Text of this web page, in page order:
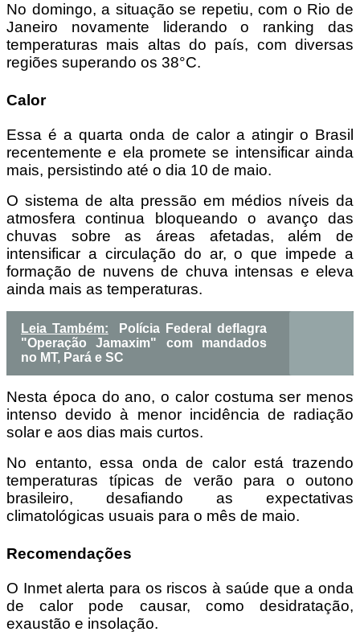
No domingo, a situação se repetiu, com o Rio de
Janeiro novamente liderando o ranking das
temperaturas mais altas do país, com diversas
regiões superando os 38°C.
Calor
Essa é a quarta onda de calor a atingir o Brasil
recentemente e ela promete se intensificar ainda
mais, persistindo até o dia 10 de maio.
O sistema de alta pressão em médios níveis da
atmosfera continua bloqueando o avanço das
chuvas sobre as áreas afetadas, além de
intensificar a circulação do ar, o que impede a
formação de nuvens de chuva intensas e eleva
ainda mais as temperaturas.
Leia Também:
Polícia Federal deflagra
"Operação Jamaxim" com mandados
no MT, Pará e SC
Nesta época do ano, o calor costuma ser menos
intenso devido à menor incidência de radiação
solar e aos dias mais curtos.
No entanto, essa onda de calor está trazendo
temperaturas típicas de verão para o outono
brasileiro, desafiando as expectativas
climatológicas usuais para o mês de maio.
Recomendações
O Inmet alerta para os riscos à saúde que a onda
de calor pode causar, como desidratação,
exaustão e insolação.